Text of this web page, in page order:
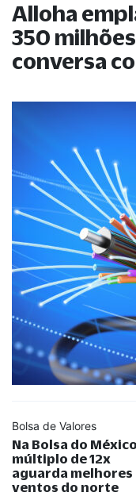
Alloha
350
conversa
Bolsa de Valores
Na Bolsa do
múltiplo de 12x
aguarda melhores
ventos do norte